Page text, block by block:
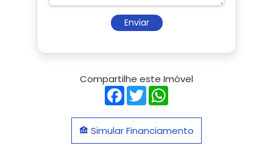
Enviar
Compartilhe este Imóvel
Facebook
Twitter
Simular Financiamento